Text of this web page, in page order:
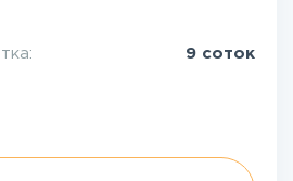
9 соток